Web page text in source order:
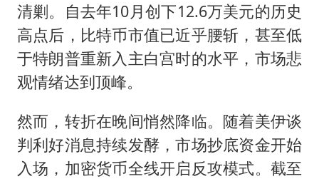
清剿。自去年10月创下12.6万美元的历史
高点后，比特币市值已近乎腰斩，甚至低
于特朗普重新入主白宫时的水平，市场悲
观情绪达到顶峰。
然而，转折在晚间悄然降临。随着美伊谈
判利好消息持续发酵，市场抄底资金开始
入场，加密货币全线开启反攻模式。截至